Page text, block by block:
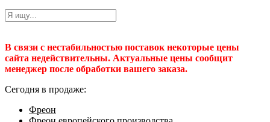
В связи с нестабильностью поставок некоторые цены
сайта недействительны. Актуальные цены сообщит
менеджер после обработки вашего заказа.
Сегодня в продаже:
Фреон